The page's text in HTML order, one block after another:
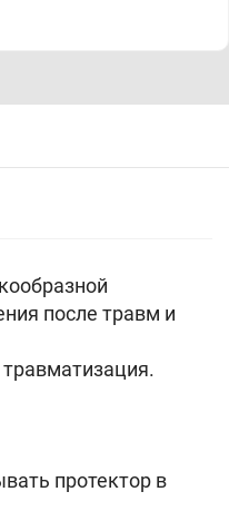
после травм и
протектор в